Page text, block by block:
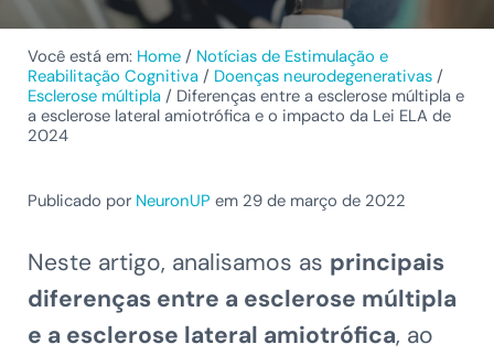
Você está em: Home / Notícias de Estimulação e
Reabilitação Cognitiva / Doenças neurodegenerativas /
Esclerose múltipla / Diferenças entre a esclerose múltipla e
a esclerose lateral amiotrófica e o impacto da Lei ELA de
2024
Publicado por NeuronUP em 29 de março de 2022
Neste artigo, analisamos as principais
diferenças entre a esclerose múltipla
e a esclerose lateral amiotrófica, ao